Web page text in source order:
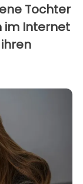
Tochter
im Internet